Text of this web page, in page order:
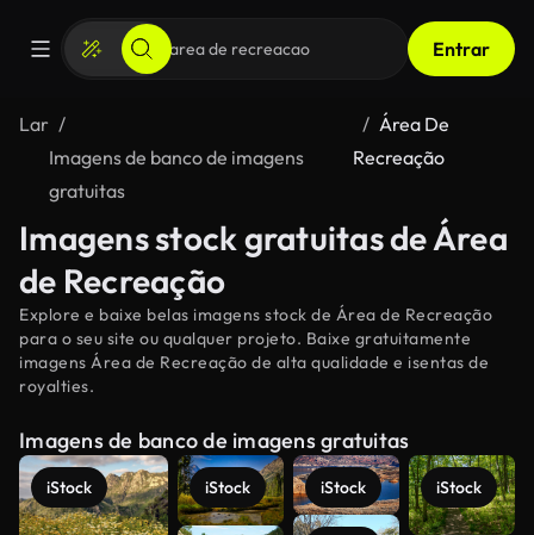
Entrar
Lar
Imagens de banco de imagens
gratuitas
Área De
Recreação
Imagens stock gratuitas de Área
de Recreação
Explore e baixe belas imagens stock de Área de Recreação
para o seu site ou qualquer projeto. Baixe gratuitamente
imagens Área de Recreação de alta qualidade e isentas de
royalties.
Imagens de banco de imagens gratuitas
iStock iStock iStock iStock